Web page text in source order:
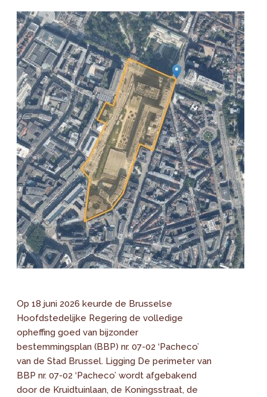
Op 18 juni 2026 keurde de Brusselse
Hoofdstedelijke Regering de volledige
opheffing goed van bijzonder
bestemmingsplan (BBP) nr. 07-02 ‘Pacheco’
van de Stad Brussel. Ligging De perimeter van
BBP nr. 07-02 ‘Pacheco’ wordt afgebakend
door de Kruidtuinlaan, de Koningsstraat, de